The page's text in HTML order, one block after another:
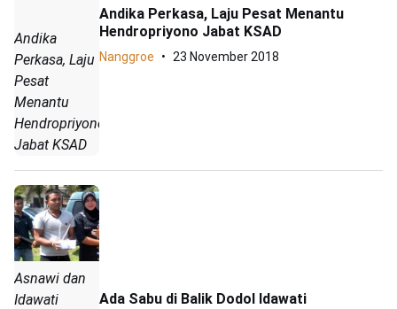
Andika
Perkasa, Laju
Pesat
Menantu
Hendropriyono
Jabat KSAD
Andika Perkasa, Laju Pesat Menantu
Hendropriyono Jabat KSAD
Nanggroe 23 November 2018
Asnawi dan
Idawati
Ada Sabu di Balik Dodol Idawati